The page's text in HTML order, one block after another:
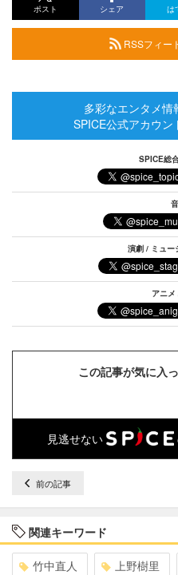
ポスト シェア は
RSSフィー
多彩なエンタメ情
SPICE公式アカウン
SPICE総
演劇 / ミュー
アニ
この記事が気に入
見逃せない
前の記事
関連キーワード
竹中直人 上野樹里